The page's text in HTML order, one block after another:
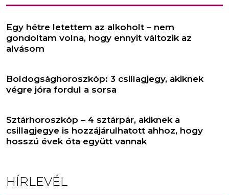
Egy hétre letettem az alkoholt – nem
gondoltam volna, hogy ennyit változik az
alvásom
Boldogsághoroszkóp: 3 csillagjegy, akiknek
végre jóra fordul a sorsa
Sztárhoroszkóp – 4 sztárpár, akiknek a
csillagjegye is hozzájárulhatott ahhoz, hogy
hosszú évek óta együtt vannak
HÍRLEVÉL